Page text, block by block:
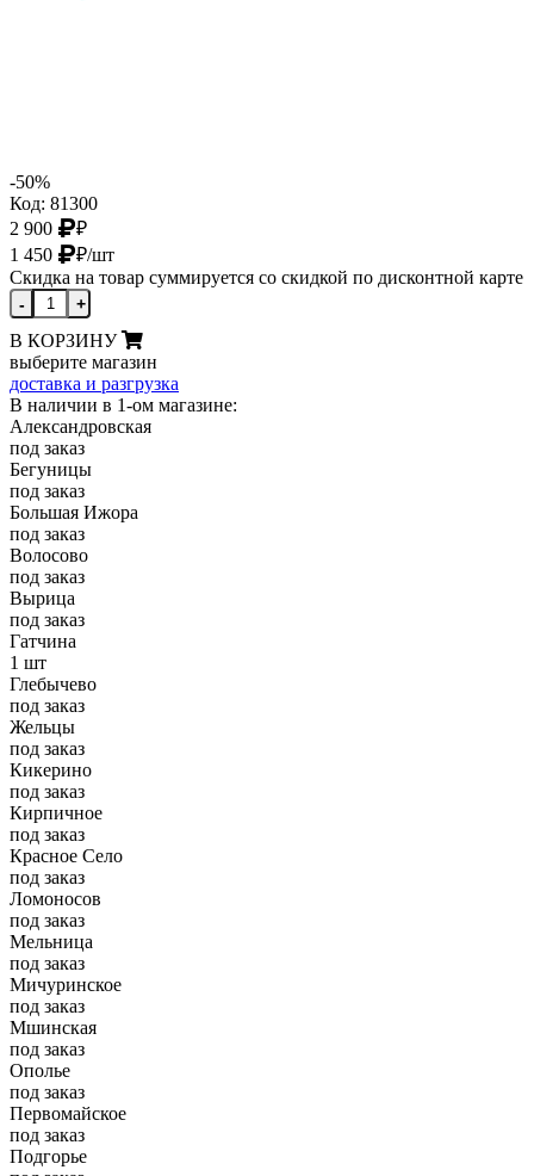
-50%
Код: 81300
2 900
₽
1 450
₽/шт
Скидка на товар суммируется со скидкой по дисконтной карте
- +
В КОРЗИНУ
выберите магазин
доставка и разгрузка
В наличии в 1-ом магазине:
Александровская
под заказ
Бегуницы
под заказ
Большая Ижора
под заказ
Волосово
под заказ
Вырица
под заказ
Гатчина
1 шт
Глебычево
под заказ
Жельцы
под заказ
Кикерино
под заказ
Кирпичное
под заказ
Красное Село
под заказ
Ломоносов
под заказ
Мельница
под заказ
Мичуринское
под заказ
Мшинская
под заказ
Ополье
под заказ
Первомайское
под заказ
Подгорье